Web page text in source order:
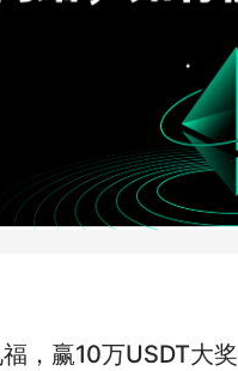
，赢10万USDT大奖